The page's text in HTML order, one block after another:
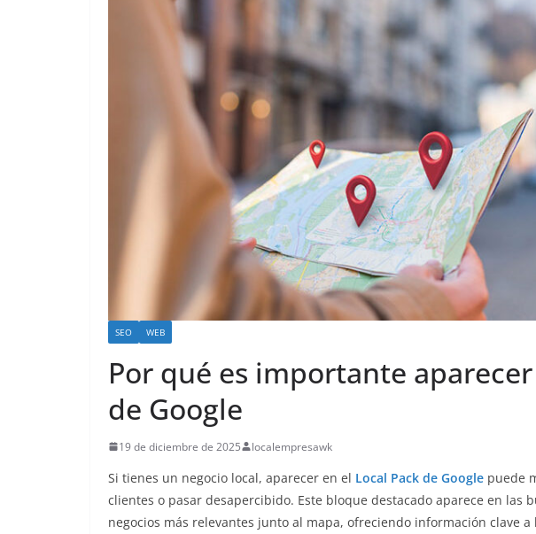
SEO WEB
Por qué es importante
de Google
19 de diciembre de 2025 localempresawk
Si tienes un negocio local, aparecer en el Local Pack de Google puede
clientes o pasar desapercibido. Este bloque destacado aparece en las
negocios más relevantes junto al mapa, ofreciendo información clave